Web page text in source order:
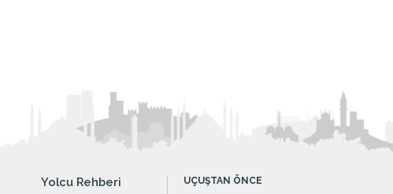
Yolcu Rehberi
UÇUŞTAN ÖNCE